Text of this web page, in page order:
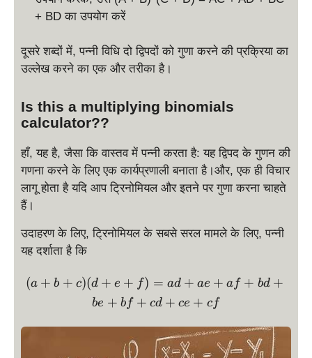
+ BD का उपयोग करें
दूसरे शब्दों में, पन्नी विधि दो द्विपदों को गुणा करने की प्रक्रिया का
उल्लेख करने का एक और तरीका है।
Is this a multiplying binomials
calculator??
हाँ, यह है, जैसा कि वास्तव में पन्नी करता है: यह द्विपद के गुणन की
गणना करने के लिए एक कार्यप्रणाली बनाता है।और, एक ही विचार
लागू होता है यदि आप ट्रिनोमियल और इतने पर गुणा करना चाहते
हैं।
उदाहरण के लिए, ट्रिनोमियल के सबसे सरल मामले के लिए, पन्नी
यह दर्शाता है कि
\displaystyle
(a + b + c)(d + e + f) = ad + ae + af + bd +
be + bf + cd + ce + cf